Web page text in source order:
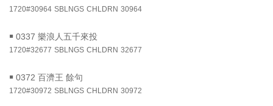
1720#30964 SBLNGS CHLDRN 30964
￭ 0337 樂浪人五千來投
1720#32677 SBLNGS CHLDRN 32677
￭ 0372 百濟王 餘句
1720#30972 SBLNGS CHLDRN 30972